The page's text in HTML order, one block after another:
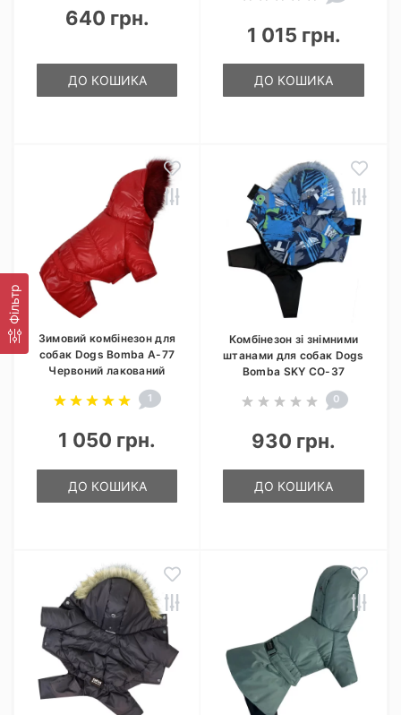
Фільтр
640 грн.
ДО КОШИКА
1 015 грн.
ДО КОШИКА
Зимовий комбінезон для
собак Dogs Bomba A-77
Червоний лакований
1
1 050 грн.
ДО КОШИКА
Комбінезон зі знімними
штанами для собак Dogs
Bomba SKY CO-37
0
930 грн.
ДО КОШИКА